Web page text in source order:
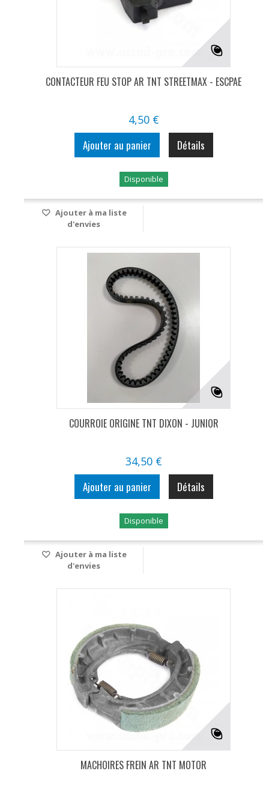
CONTACTEUR FEU STOP AR TNT STREETMAX - ESCPAE
4,50 €
Ajouter au panier Détails
Disponible
Ajouter à ma liste
d'envies
COURROIE ORIGINE TNT DIXON - JUNIOR
34,50 €
Ajouter au panier Détails
Disponible
Ajouter à ma liste
d'envies
MACHOIRES FREIN AR TNT MOTOR